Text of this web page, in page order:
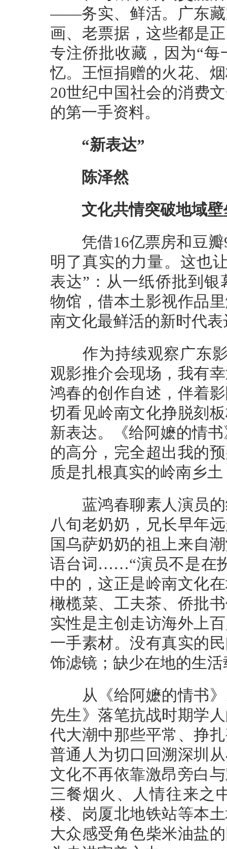
——务实、鲜活。广东藏
画、老票据，这些都是
专注侨批收藏，因为“
忆。王恒捐赠的火花、
20世纪中国社会的消费
的第一手资料。
“新表达”
陈泽然
文化共情突破地域壁
凭借16亿票房和豆瓣
明了真实的力量。这也
表达”：从一纸侨批到
物馆，借本土影视作品
南文化最鲜活的新时代表
作为持续观察广东影
观影推介会现场，我有
鸿春的创作自述，伴着
切看见岭南文化挣脱刻
新表达。《给阿嬷的情
的高分，完全超出我的
质是扎根真实的岭南乡
蓝鸿春聊素人演员的
八旬老奶奶，兄长早年
国乌萨奶奶的祖上来自
语台词……“演员不是在
中的，这正是岭南文化
橄榄菜、工夫茶、侨批
实性是主创走访海外上
一手素材。没有真实的
饰滤镜；缺少在地的生
从《给阿嬷的情书》
先生》落笔抗战时期学
代大潮中那些平常、挣
普通人为切口回溯深圳
文化不再依靠激昂旁白
三餐烟火、人情往来之
楼、岗厦北地铁站等本
大众感受角色柴米油盐